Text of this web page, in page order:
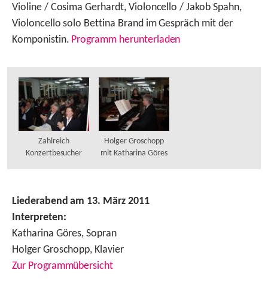
Violine / Cosima Gerhardt, Violoncello / Jakob Spahn,
Violoncello solo Bettina Brand im Gespräch mit der
Komponistin. Programm herunterladen
Zahlreich
Konzertbesucher
Holger Groschopp
mit Katharina Göres
Liederabend am 13. März 2011
Interpreten:
Katharina Göres, Sopran
Holger Groschopp, Klavier
Zur Programmübersicht